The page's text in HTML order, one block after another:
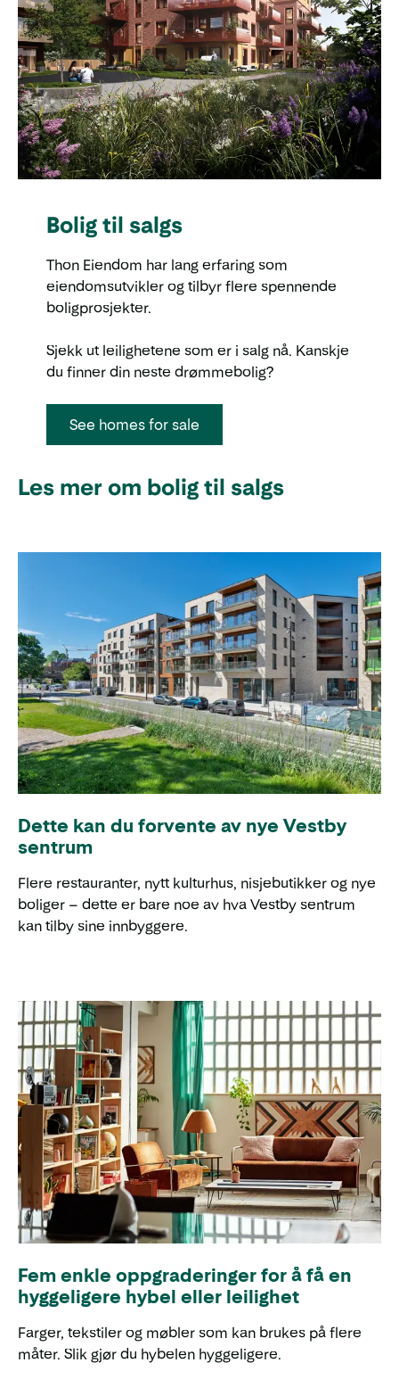
Bolig til salgs
Thon Eiendom har lang erfaring som
eiendomsutvikler og tilbyr flere spennende
boligprosjekter.
Sjekk ut leilighetene som er i salg nå. Kanskje
du finner din neste drømmebolig?
See homes for sale
Les mer om bolig til salgs
Dette kan du forvente av nye Vestby
sentrum
Flere restauranter, nytt kulturhus, nisjebutikker og nye
boliger – dette er bare noe av hva Vestby sentrum
kan tilby sine innbyggere.
Fem enkle oppgraderinger for å få en
hyggeligere hybel eller leilighet
Farger, tekstiler og møbler som kan brukes på flere
måter. Slik gjør du hybelen hyggeligere.